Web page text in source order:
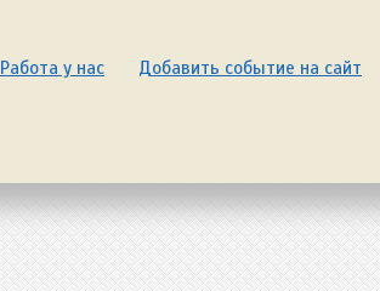
Работа у нас Добавить событие на сайт